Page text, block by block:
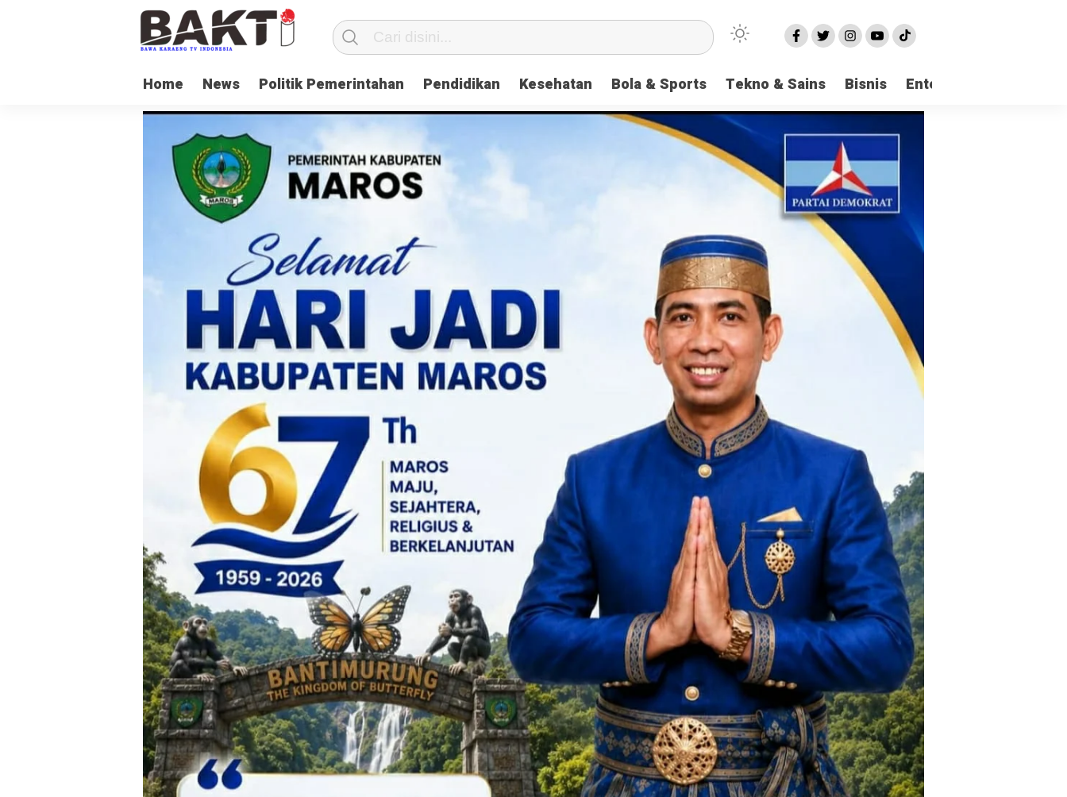
Home News Politik Pemerintahan Pendidikan Kesehatan Bola & Sports Tekno & Sains Bisnis Entertainment